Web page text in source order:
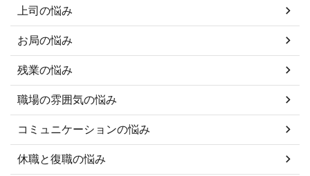
上司の悩み
お局の悩み
残業の悩み
職場の雰囲気の悩み
コミュニケーションの悩み
休職と復職の悩み